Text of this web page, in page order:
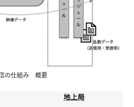
の仕組み 概要